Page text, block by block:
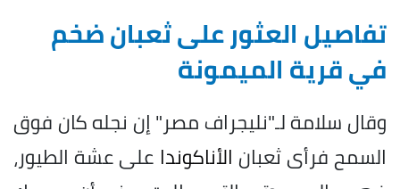
تفاصيل العثور على ثعبان ضخم
في قرية الميمونة
وقال سلامة لـ"نليجراف مصر" إن نجله كان فوق
السمح فرأى ثعبان الأناكوندا على عشة الطيور،